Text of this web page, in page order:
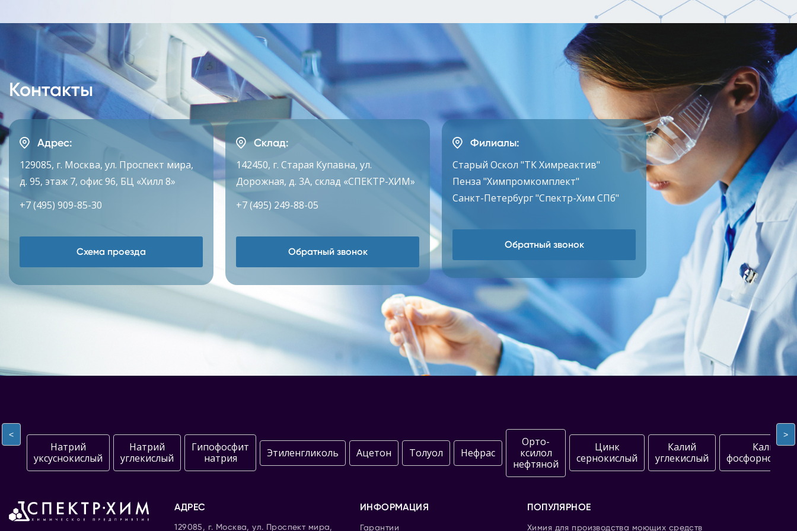
Контакты
Адрес:
129085, г. Москва, ул. Проспект мира,
д. 95, этаж 7, офис 96, БЦ «Хилл 8»
+7 (495) 909-85-30
Схема проезда
Склад:
142450, г. Старая Купавна, ул.
Дорожная, д. 3А, склад «СПЕКТР-ХИМ»
+7 (495) 249-88-05
Обратный звонок
Филиалы:
Старый Оскол "ТК Химреактив"
Пенза "Химпромкомплект"
Санкт-Петербург "Спектр-Хим СПб"
Обратный звонок
<
Натрий
уксуснокислый
Натрий
углекислый
Гипофосфит
натрия
Этиленгликоль Ацетон Толуол Нефрас
Орто-
ксилол
нефтяной
Цинк
сернокислый
Калий
углекислый
Калий
>
АДРЕС
129085, г. Москва, ул. Проспект мира,
ИНФОРМАЦИЯ
Гарантии
ПОПУЛЯРНОЕ
Химия для производства моющих средств